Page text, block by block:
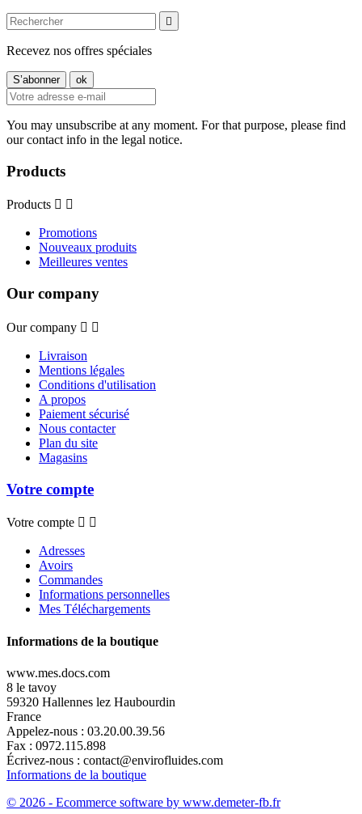

Recevez nos offres spéciales
You may unsubscribe at any moment. For that purpose, please find
our contact info in the legal notice.
Products
Products  
Promotions
Nouveaux produits
Meilleures ventes
Our company
Our company  
Livraison
Mentions légales
Conditions d'utilisation
A propos
Paiement sécurisé
Nous contacter
Plan du site
Magasins
Votre compte
Votre compte  
Adresses
Avoirs
Commandes
Informations personnelles
Mes Téléchargements
Informations de la boutique
www.mes.docs.com
8 le tavoy
59320 Hallennes lez Haubourdin
France
Appelez-nous : 03.20.00.39.56
Fax : 0972.115.898
Écrivez-nous : contact@envirofluides.com
Informations de la boutique
© 2026 - Ecommerce software by www.demeter-fb.fr